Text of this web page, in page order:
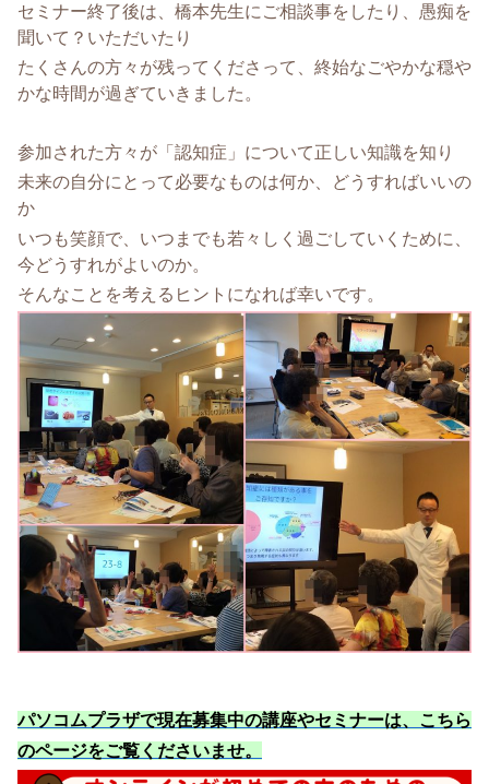
セミナー終了後は、橋本先生にご相談事をしたり、愚痴を
聞いて？いただいたり
たくさんの方々が残ってくださって、終始なごやかな穏や
かな時間が過ぎていきました。
参加された方々が「認知症」について正しい知識を知り
未来の自分にとって必要なものは何か、どうすればいいの
か
いつも笑顔で、いつまでも若々しく過ごしていくために、
今どうすれがよいのか。
そんなことを考えるヒントになれば幸いです。
パソコムプラザで現在募集中の講座やセミナーは、こちら
のページをご覧くださいませ。